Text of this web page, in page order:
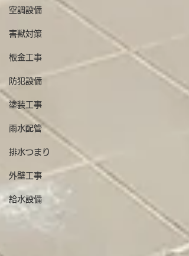
空調設備
害獣対策
板金工事
防犯設備
塗装工事
雨水配管
排水つまり
外壁工事
給水設備